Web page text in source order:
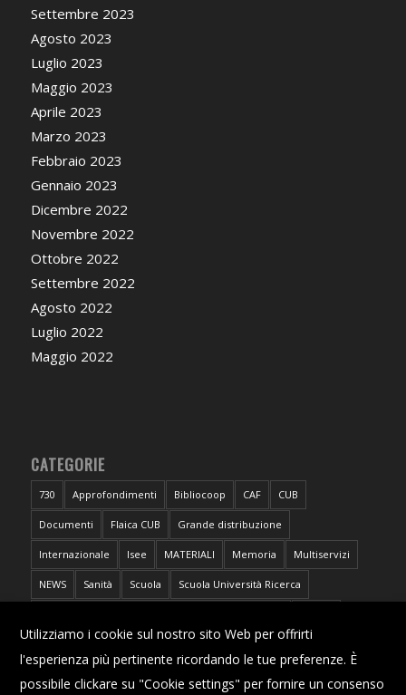
Settembre 2023
Agosto 2023
Luglio 2023
Maggio 2023
Aprile 2023
Marzo 2023
Febbraio 2023
Gennaio 2023
Dicembre 2022
Novembre 2022
Ottobre 2022
Settembre 2022
Agosto 2022
Luglio 2022
Maggio 2022
CATEGORIE
730 Approfondimenti Bibliocoop CAF CUB
Documenti Flaica CUB Grande distribuzione
Internazionale Isee MATERIALI Memoria Multiservizi
NEWS Sanità Scuola Scuola Università Ricerca
Utilizziamo i cookie sul nostro sito Web per offrirti
l'esperienza più pertinente ricordando le tue preferenze. È
possibile clickare su "Cookie settings" per fornire un consenso